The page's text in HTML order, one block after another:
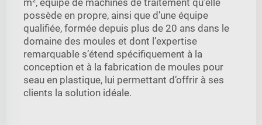
m², équipé de machines de traitement qu’elle
possède en propre, ainsi que d’une équipe
qualifiée, formée depuis plus de 20 ans dans le
domaine des moules et dont l’expertise
remarquable s’étend spécifiquement à la
conception et à la fabrication de moules pour
seau en plastique, lui permettant d’offrir à ses
clients la solution idéale.